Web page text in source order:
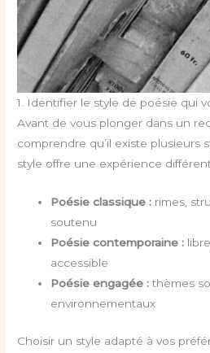
1. Identifier le style de poésie qui
Avant de vous plonger dans un
comprendre qu’il existe plusieurs
style offre une expérience
Poésie classique : rimes,
soutenu
Poésie contemporaine :
accessible
Poésie engagée :thèmes
environnementaux
Choisir un style adapté à vos